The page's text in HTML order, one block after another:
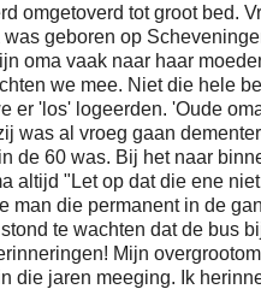
omgetoverd tot groot bed.
geboren op
oma vaak naar haar
we mee. Niet die hele
er 'los' logeerden. 'Oude
was al vroeg gaan
de 60 was. Bij het naar
altijd "Let op dat die ene
man die permanent in de
te wachten dat de bus
Mijn
die jaren meeging. Ik